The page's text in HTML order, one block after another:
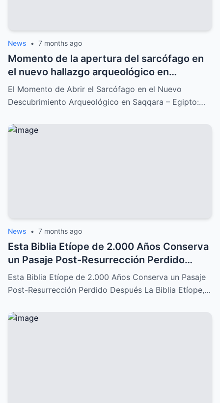
News • 7 months ago
Momento de la apertura del sarcófago en
el nuevo hallazgo arqueológico en
Saqqara: Un descubrimiento
impresionante que lo cambia todo
El Momento de Abrir el Sarcófago en el Nuevo
Descubrimiento Arqueológico en Saqqara – Egipto:…
News • 7 months ago
Esta Biblia Etíope de 2.000 Años Conserva
un Pasaje Post-Resurrección Perdido
Después: Un Descubrimiento Increíble
Esta Biblia Etíope de 2.000 Años Conserva un Pasaje
Post-Resurrección Perdido Después La Biblia Etíope,…